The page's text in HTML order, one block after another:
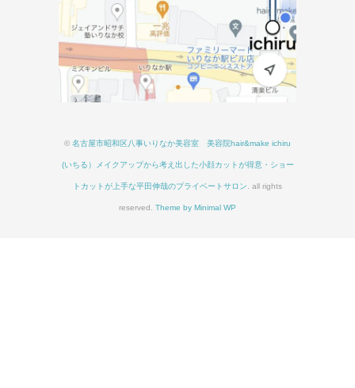
© 名古屋市昭和区八事いりなか美容室 美容院hair&make ichiru
(いちる）メイクアップから考え出した小顔カットが得意・ショー
トカットが上手な平田伸哉のプライベートサロン . all rights
reserved. Theme by Minimal WP